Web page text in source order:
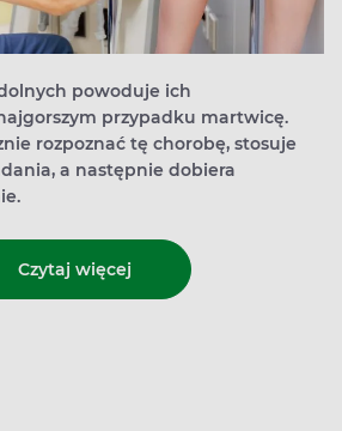
powoduje ich
przypadku martwicę.
rozpoznać tę chorobę, stosuje
a następnie dobiera
Czytaj więcej